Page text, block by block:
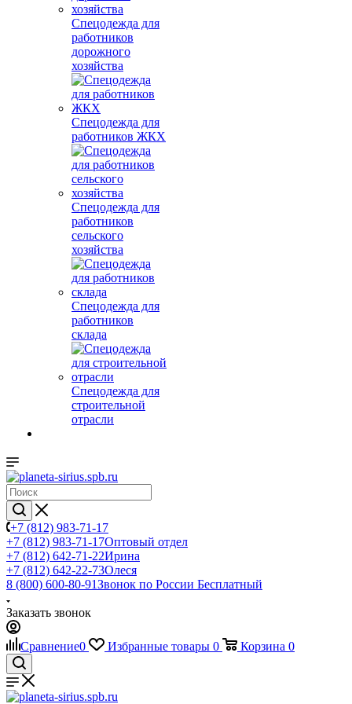
Спецодежда для
работников
дорожного
хозяйства
Спецодежда для
работников ЖКХ
Спецодежда для
работников
сельского
хозяйства
Спецодежда для
работников
склада
Спецодежда для
строительной
отрасли
+7 (812) 983-71-17
+7 (812) 983-71-17Оптовый отдел
+7 (812) 642-71-22Ирина
+7 (812) 642-22-73Олеся
8 (800) 600-80-91Звонок по России Бесплатный
Заказать звонок
Сравнение0 Избранные товары 0 Корзина 0